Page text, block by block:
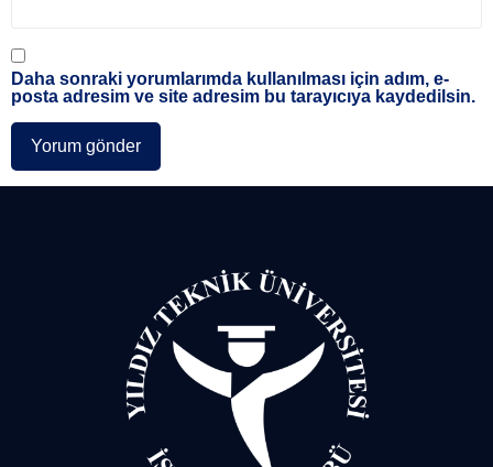
Daha sonraki yorumlarımda kullanılması için adım, e-
posta adresim ve site adresim bu tarayıcıya kaydedilsin.